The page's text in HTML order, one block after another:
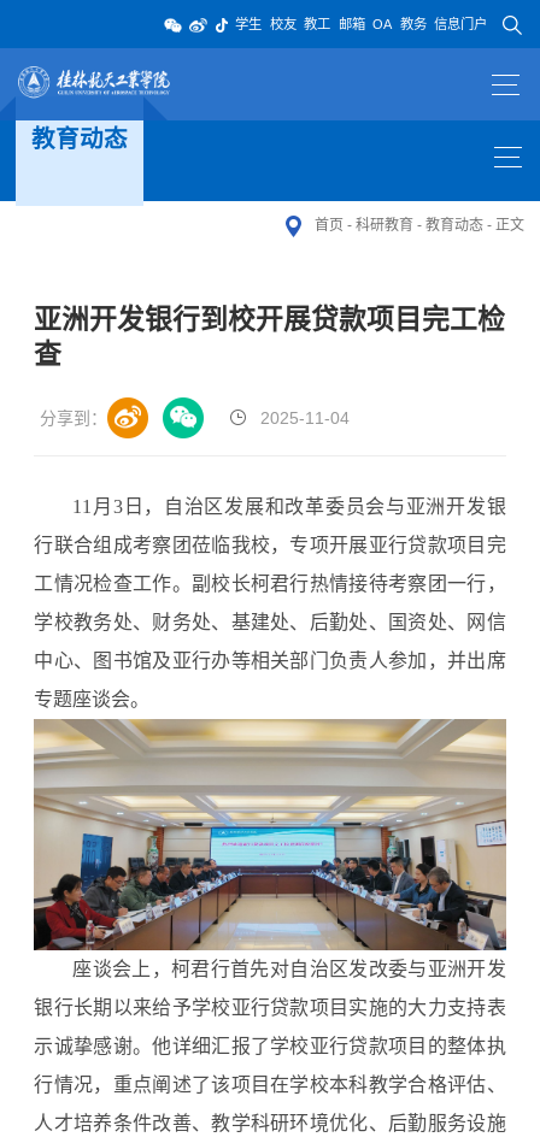
学生 校友 教工 邮箱 OA 教务 信息门户
教育动态
首页 - 科研教育 - 教育动态- 正文
亚洲开发银行到校开展贷款项目完工检
查
分享到： 2025-11-04
11月3日，自治区发展和改革委员会与亚洲开发银
行联合组成考察团莅临我校，专项开展亚行贷款项目完
工情况检查工作。副校长柯君行热情接待考察团一行，
学校教务处、财务处、基建处、后勤处、国资处、网信
中心、图书馆及亚行办等相关部门负责人参加，并出席
专题座谈会。
座谈会上，柯君行首先对自治区发改委与亚洲开发
银行长期以来给予学校亚行贷款项目实施的大力支持表
示诚挚感谢。他详细汇报了学校亚行贷款项目的整体执
行情况，重点阐述了该项目在学校本科教学合格评估、
人才培养条件改善、教学科研环境优化、后勤服务设施